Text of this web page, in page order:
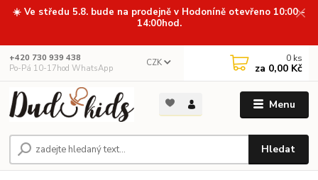
☀️ Ve středu 5.8. bude na prodejně v Hodoníně otevřeno 10:00 -
14:00hod.
Menu
CZK
Hledat
+420 730 939 438
Po-Pá 10-17hod WhatsApp
0 ks
za 0,00 Kč